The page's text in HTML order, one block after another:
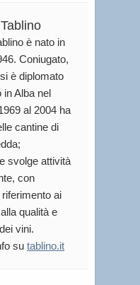
è nato in
Coniugato,
è diplomato
in Alba nel
al 2004 ha
cantine di
svolge attività
con
ai
qualità e
vini.
su tablino.it